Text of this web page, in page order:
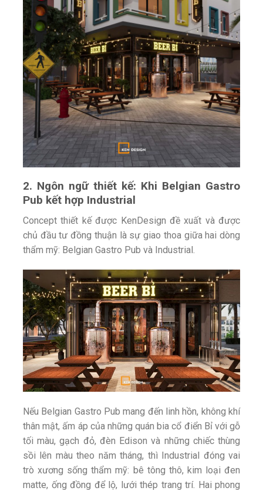
2. Ngôn ngữ thiết kế: Khi Belgian Gastro
Pub kết hợp Industrial
Concept thiết kế được KenDesign đề xuất và được
chủ đầu tư đồng thuận là sự giao thoa giữa hai dòng
thẩm mỹ: Belgian Gastro Pub và Industrial.
Nếu Belgian Gastro Pub mang đến linh hồn, không khí
thân mật, ấm áp của những quán bia cổ điển Bỉ với gỗ
tối màu, gạch đỏ, đèn Edison và những chiếc thùng
sồi lên màu theo năm tháng, thì Industrial đóng vai
trò xương sống thẩm mỹ: bê tông thô, kim loại đen
matte, ống đồng để lộ, lưới thép trang trí. Hai phong